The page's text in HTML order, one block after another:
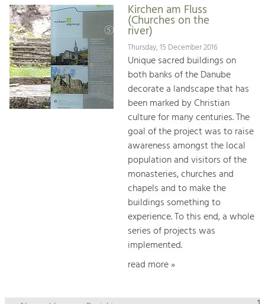
Kirchen am Fluss
(Churches on the
river)
Thursday, 15 December 2016
Unique sacred buildings on
both banks of the Danube
decorate a landscape that has
been marked by Christian
culture for many centuries. The
goal of the project was to raise
awareness amongst the local
population and visitors of the
monasteries, churches and
chapels and to make the
buildings something to
experience. To this end, a whole
series of projects was
implemented.
read more »